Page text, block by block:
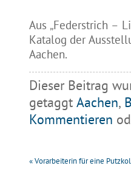
Aus „Federstrich –
Katalog der
Aachen.
Dieser Beitrag
getaggt Aachen,
Kommentieren
«Vorarbeiterin für eine